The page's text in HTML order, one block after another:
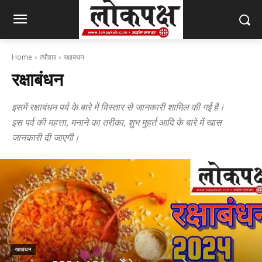
Home त्यौहार रक्षाबंधन
रक्षाबंधन
इसमें रक्षाबंधन पर्व के बारे में विस्तार से जानकारी शामिल की गई है।
इस पर्व की महत्ता, मनाने का तरीका, शुभ मुहर्त आदि के बारे में खास
जानकारी दी जाएगी।
रक्षाबंधन